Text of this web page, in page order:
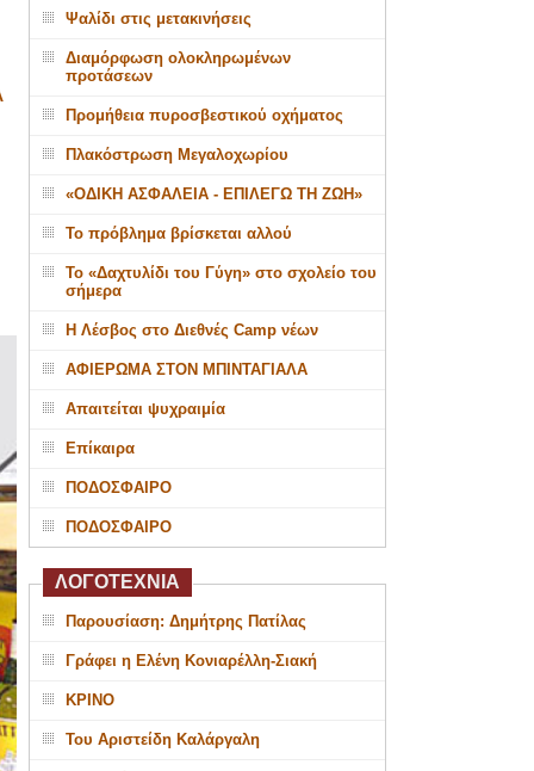
Ψαλίδι στις μετακινήσεις
Διαμόρφωση ολοκληρωμένων
προτάσεων
Προμήθεια πυροσβεστικού οχήματος
Πλακόστρωση Μεγαλοχωρίου
«ΟΔΙΚΗ ΑΣΦΑΛΕΙΑ - ΕΠΙΛΕΓΩ ΤΗ ΖΩΗ»
Το πρόβλημα βρίσκεται αλλού
Το «Δαχτυλίδι του Γύγη» στο σχολείο του
σήμερα
Η Λέσβος στο Διεθνές Camp νέων
ΑΦΙΕΡΩΜΑ ΣΤΟΝ ΜΠΙΝΤΑΓΙΑΛΑ
Απαιτείται ψυχραιμία
Επίκαιρα
ΠΟΔΟΣΦΑΙΡΟ
ΠΟΔΟΣΦΑΙΡΟ
ΛΟΓΟΤΕΧΝΙΑ
Παρουσίαση: Δημήτρης Πατίλας
Γράφει η Ελένη Κονιαρέλλη-Σιακή
ΚΡΙΝΟ
Του Αριστείδη Καλάργαλη